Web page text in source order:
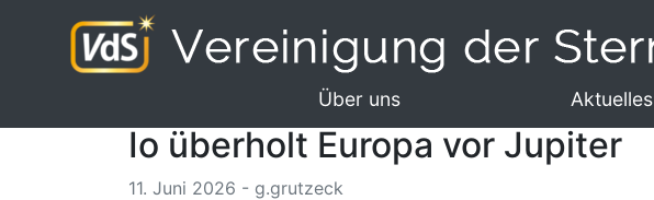
Über uns Aktuelles
Io überholt Europa vor Jupiter
11. Juni 2026 - g.grutzeck